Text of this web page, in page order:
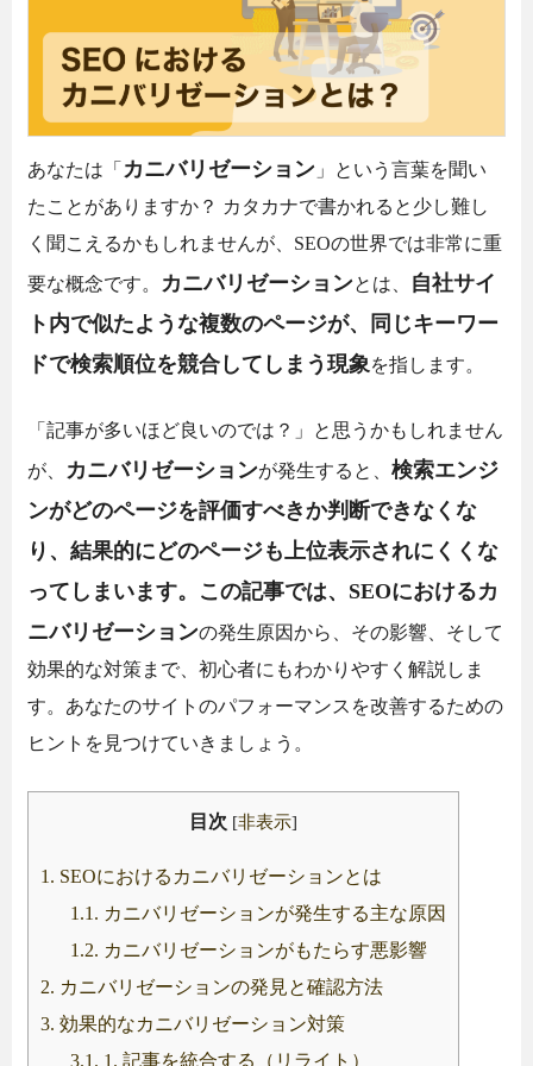
あなたは「 カニバリゼーション 」という言葉を聞い
たことがありますか？ カタカナで書かれると少し難し
く聞こえるかもしれませんが、SEOの世界では非常に重
要な概念です。 カニバリゼーションとは、 自社サイ
ト内で似たような複数のページが、同じキーワー
ドで検索順位を競合してしまう現象 を指します。
「記事が多いほど良いのでは？」と思うかもしれません
が、 カニバリゼーションが発生すると、検索エンジ
ンがどのページを評価すべきか判断できなくな
り、結果的にどのページも上位表示されにくくな
ってしまいます。この記事では、SEOにおけるカ
ニバリゼーションの発生原因から、その影響、そして
効果的な対策まで、初心者にもわかりやすく解説しま
す。あなたのサイトのパフォーマンスを改善するための
ヒントを見つけていきましょう。
目次 [非表示]
1. SEOにおけるカニバリゼーションとは
1.1. カニバリゼーションが発生する主な原因
1.2. カニバリゼーションがもたらす悪影響
2. カニバリゼーションの発見と確認方法
3. 効果的なカニバリゼーション対策
3.1. 1. 記事を統合する（リライト）